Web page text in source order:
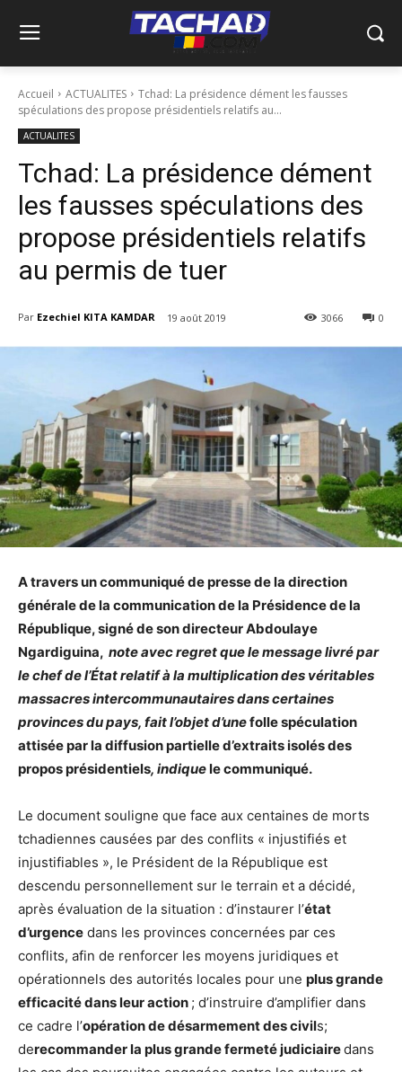
Accueil ACTUALITES
Tchad: La présidence dément les fausses
spéculations des propose présidentiels relatifs au...
ACTUALITES
Tchad: La présidence dément
les fausses spéculations des
propose présidentiels relatifs
au permis de tuer
Par Ezechiel KITA KAMDAR 19 août 2019 0
3066
A travers un communiqué de presse de la direction
générale de la communication de la Présidence de la
République, signé de son directeur Abdoulaye
Ngardiguina, note avec regret que le message livré par
le chef de l’État relatif à la multiplication des véritables
massacres intercommunautaires dans certaines
provinces du pays, fait l’objet d’unefolle spéculation
attisée par la diffusion partielle d’extraits isolés des
propos présidentiels, indiquele communiqué.
Le document souligne que face aux centaines de morts
tchadiennes causées par des conflits « injustifiés et
injustifiables », le Président de la République est
descendu personnellement sur le terrain et a décidé,
après évaluation de la situation : d’instaurer l’état
d’urgence dans les provinces concernées par ces
conflits, afin de renforcer les moyens juridiques et
opérationnels des autorités locales pour une plus grande
efficacité dans leur action ; d’instruire d’amplifier dans
ce cadre l’opération de désarmement des civils;
derecommander la plus grande fermeté judiciairedans